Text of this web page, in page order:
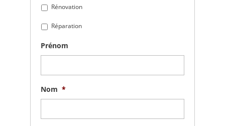
Rénovation
Réparation
Prénom
Nom *